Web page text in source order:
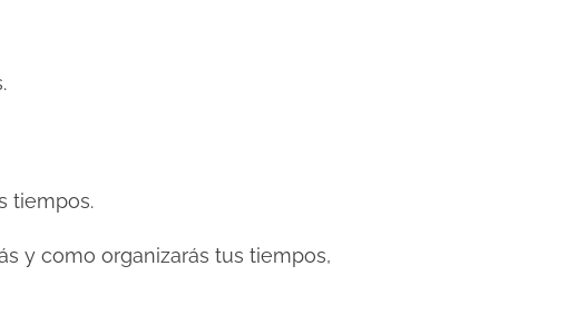
tiempos.
y como organizarás tus tiempos,